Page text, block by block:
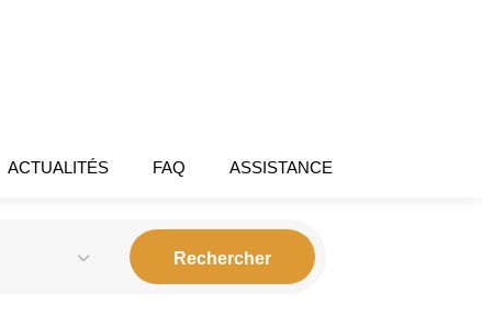
ACTUALITÉS FAQ ASSISTANCE